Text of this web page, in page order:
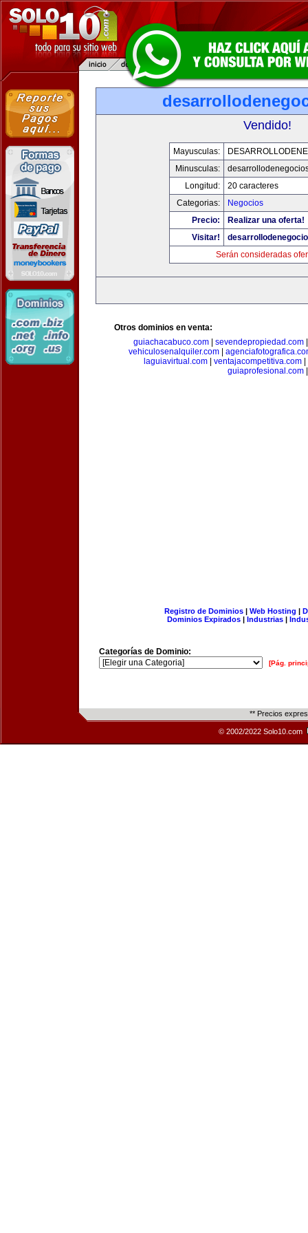
Vendido!
Mayusculas:
Minusculas:
Longitud:
20 caracteres
Categorias:
Negocios
Precio:
Realizar una oferta!
Visitar!
Serán consideradas
Otros dominios en venta:
guiachacabuco.com| sevendepropiedad.com
vehiculosenalquiler.com
laguiavirtual.com
ventajacompetitiva.com
guiaprofesional.com|
Registro de Dominios| Web Hosting |
Dominios Expirados | Industrias |
Categorías de Dominio:
[Pág.
** Precios
© 2002/2022 Solo10.com